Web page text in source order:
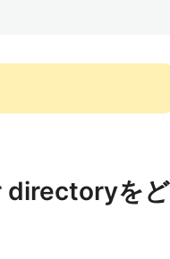
directoryをど